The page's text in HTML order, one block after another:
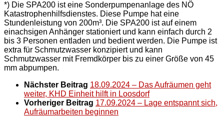
*) Die SPA200 ist eine Sonderpumpenanlage des NÖ
Katastrophenhilfsdienstes. Diese Pumpe hat eine
Stundenleistung von 200m³. Die SPA200 ist auf einem
einachsigen Anhänger stationiert und kann einfach durch 2
bis 3 Personen entladen und bedient werden. Die Pumpe ist
extra für Schmutzwasser konzipiert und kann
Schmutzwasser mit Fremdkörper bis zu einer Größe von 45
mm abpumpen.
Nächster Beitrag 18.09.2024 – Das Aufräumen geht
weiter, KHD Einheit hilft in Loosdorf
Vorheriger Beitrag 17.09.2024 – Lage entspannt sich,
Aufräumarbeiten beginnen